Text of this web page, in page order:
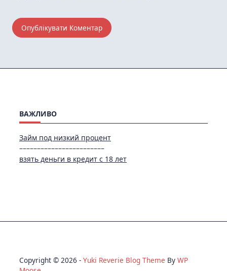
ВАЖЛИВО
Займ под низкий процент
––––––––––––––––––––––––
взять деньги в кредит с 18 лет
Copyright © 2026 - Yuki Reverie Blog Theme By WP